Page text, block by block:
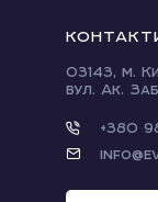
03143, м.
вул. Ак.
+380